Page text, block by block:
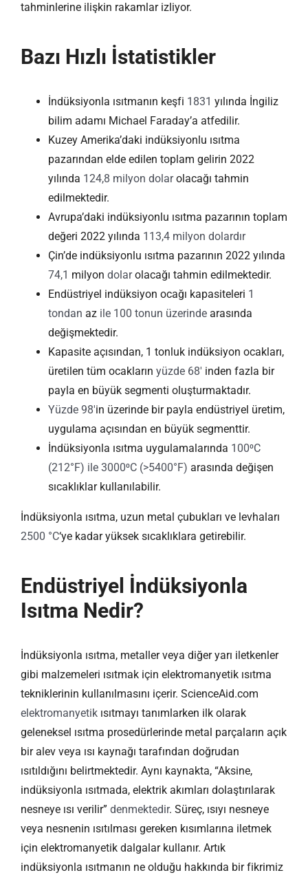
tahminlerine ilişkin rakamlar izliyor.
Bazı Hızlı İstatistikler
İndüksiyonla ısıtmanın keşfi 1831 yılında İngiliz
bilim adamı Michael Faraday’a atfedilir.
Kuzey Amerika’daki indüksiyonlu ısıtma
pazarından elde edilen toplam gelirin 2022
yılında 124,8 milyon dolarolacağı tahmin
edilmektedir.
Avrupa’daki indüksiyonlu ısıtma pazarının toplam
değeri 2022 yılında 113,4 milyon dolardır
Çin’de indüksiyonlu ısıtma pazarının 2022 yılında
74,1 milyon dolarolacağı tahmin edilmektedir.
Endüstriyel indüksiyon ocağı kapasiteleri 1
tondan az ile 100 tonun üzerindearasında
değişmektedir.
Kapasite açısından, 1 tonluk indüksiyon ocakları,
üretilen tüm ocakların yüzde 68′ inden fazla bir
payla en büyük segmenti oluşturmaktadır.
Yüzde 98′in üzerinde bir payla endüstriyel üretim,
uygulama açısından en büyük segmenttir.
İndüksiyonla ısıtma uygulamalarında 100⁰C
(212°F) ile 3000⁰C (>5400°F) arasında değişen
sıcaklıklar kullanılabilir.
İndüksiyonla ısıtma, uzun metal çubukları ve levhaları
2500 °C‘ye kadar yüksek sıcaklıklara getirebilir.
Endüstriyel İndüksiyonla
Isıtma Nedir?
İndüksiyonla ısıtma, metaller veya diğer yarı iletkenler
gibi malzemeleri ısıtmak için elektromanyetik ısıtma
tekniklerinin kullanılmasını içerir. ScienceAid.com
elektromanyetikısıtmayı tanımlarken ilk olarak
geleneksel ısıtma prosedürlerinde metal parçaların açık
bir alev veya ısı kaynağı tarafından doğrudan
ısıtıldığını belirtmektedir. Aynı kaynakta, “Aksine,
indüksiyonla ısıtmada, elektrik akımları dolaştırılarak
nesneye ısı verilir” denmektedir. Süreç, ısıyı nesneye
veya nesnenin ısıtılması gereken kısımlarına iletmek
için elektromanyetik dalgalar kullanır. Artık
indüksiyonla ısıtmanın ne olduğu hakkında bir fikrimiz